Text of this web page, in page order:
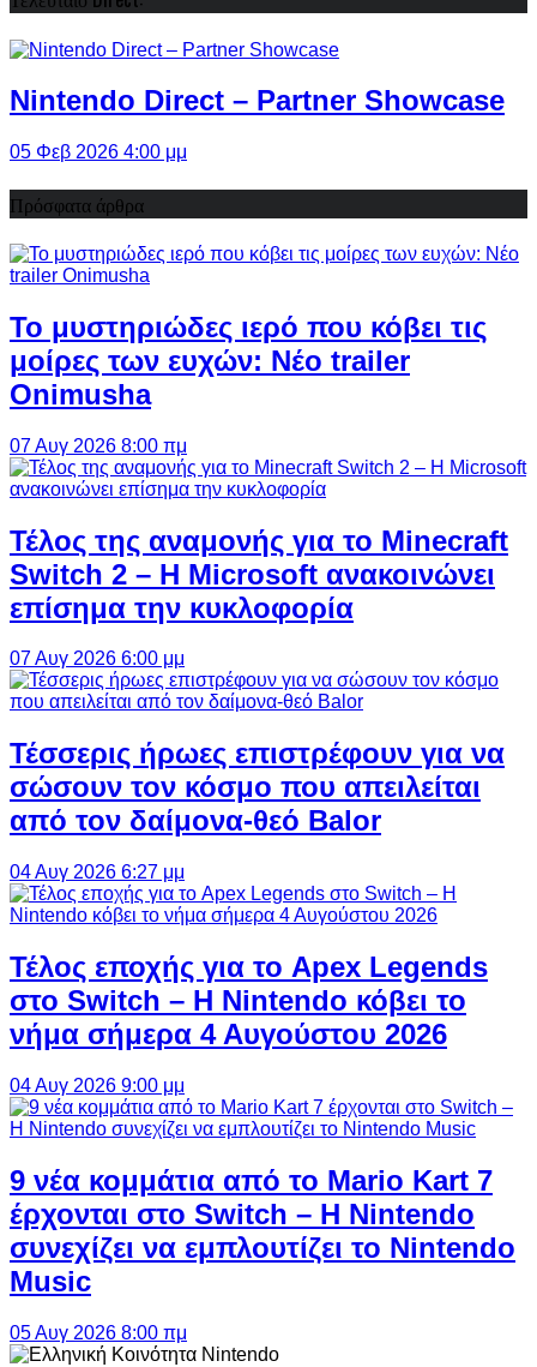
Nintendo Direct – Partner Showcase
05 Φεβ 2026 4:00 μμ
Πρόσφατα άρθρα
Το μυστηριώδες ιερό που κόβει τις
μοίρες των ευχών: Νέο trailer
Onimusha
07 Αυγ 2026 8:00 πμ
Τέλος της αναμονής για το Minecraft
Switch 2 – Η Microsoft ανακοινώνει
επίσημα την κυκλοφορία
07 Αυγ 2026 6:00 μμ
Τέσσερις ήρωες επιστρέφουν για να
σώσουν τον κόσμο που απειλείται
από τον δαίμονα-θεό Balor
04 Αυγ 2026 6:27 μμ
Τέλος εποχής για το Apex Legends
στο Switch – Η Nintendo κόβει το
νήμα σήμερα 4 Αυγούστου 2026
04 Αυγ 2026 9:00 μμ
9 νέα κομμάτια από το Mario Kart 7
έρχονται στο Switch – Η Nintendo
συνεχίζει να εμπλουτίζει το Nintendo
Music
05 Αυγ 2026 8:00 πμ